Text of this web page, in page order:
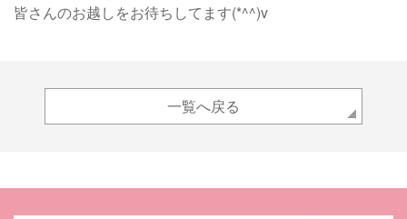
皆さんのお越しをお待ちしてます(*^^)v
一覧へ戻る